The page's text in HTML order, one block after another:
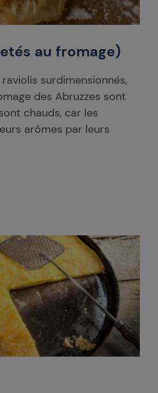
au fromage)
surdimensionnés,
des Abruzzes sont
chauds, car les
arômes par leurs